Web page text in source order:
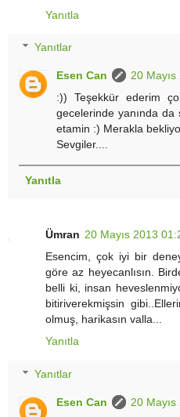
Yanıtla
Yanıtlar
Esen Can
20
:)) Teşekkür ederim
gecelerinde yanında da
etamin :) Merakla
Sevgiler....
Yanıtla
Ümran 20 Mayıs 2013
Esencim, çok iyi bir
göre az heyecanlısın.
belli ki, insan
bitiriverekmişsin
olmuş, harikasın valla...
Yanıtla
Yanıtlar
Esen Can
20